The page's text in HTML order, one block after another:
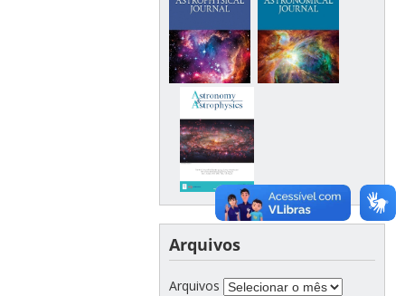
Arquivos
Arquivos